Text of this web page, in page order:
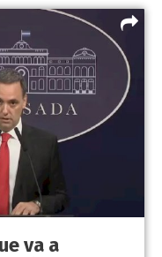
va a